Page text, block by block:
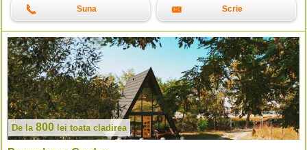
Suna Scrie
De la800 leitoata cladirea